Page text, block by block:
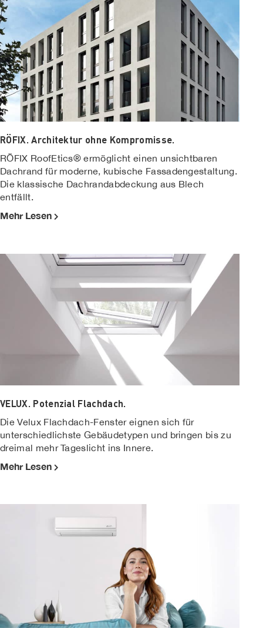
RÖFIX. Architektur ohne Kompromisse.
RÖFIX RoofEtics® ermöglicht einen unsichtbaren
Dachrand für moderne, kubische Fassadengestaltung.
Die klassische Dachrandabdeckung aus Blech
entfällt.
Mehr Lesen
VELUX. Potenzial Flachdach.
Die Velux Flachdach-Fenster eignen sich für
unterschiedlichste Gebäudetypen und bringen bis zu
dreimal mehr Tageslicht ins Innere.
Mehr Lesen